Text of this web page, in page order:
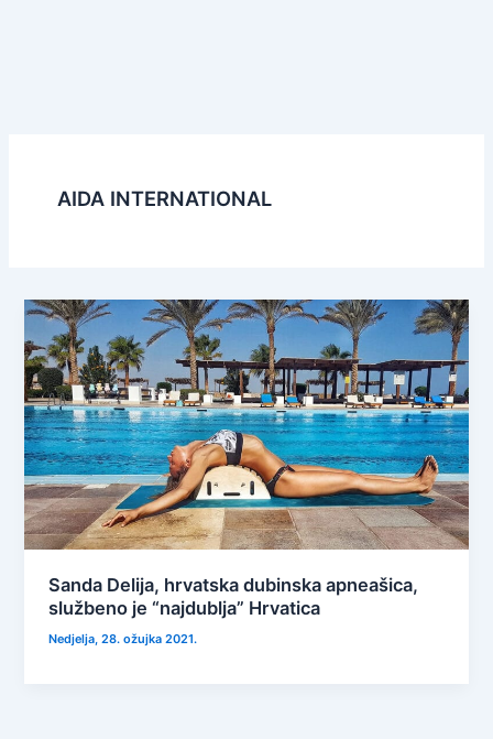
AIDA INTERNATIONAL
Sanda Delija, hrvatska dubinska apneašica,
službeno je “najdublja” Hrvatica
Nedjelja, 28. ožujka 2021.